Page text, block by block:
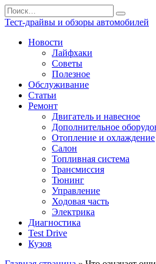
Перейти
к
содержанию
Search
for:
Тест-драйвы и обзоры автомобилей
Новости
Лайфхаки
Советы
Полезное
Обслуживание
Статьи
Ремонт
Двигатель и навесное
Дополнительное
Отопление и охлаждение
Салон
Топливная система
Трансмиссия
Тюнинг
Управление
Ходовая часть
Электрика
Диагностика
Test Drive
Кузов